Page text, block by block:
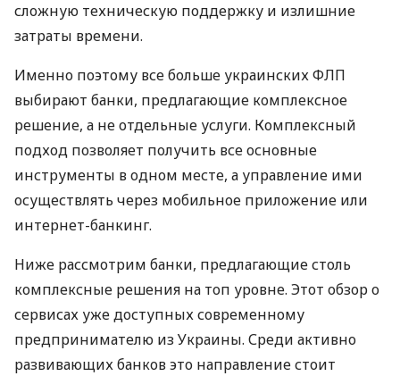
сложную техническую поддержку и излишние
затраты времени.
Именно поэтому все больше украинских ФЛП
выбирают банки, предлагающие комплексное
решение, а не отдельные услуги. Комплексный
подход позволяет получить все основные
инструменты в одном месте, а управление ими
осуществлять через мобильное приложение или
интернет-банкинг.
Ниже рассмотрим банки, предлагающие столь
комплексные решения на топ уровне. Этот обзор о
сервисах уже доступных современному
предпринимателю из Украины. Среди активно
развивающих банков это направление стоит